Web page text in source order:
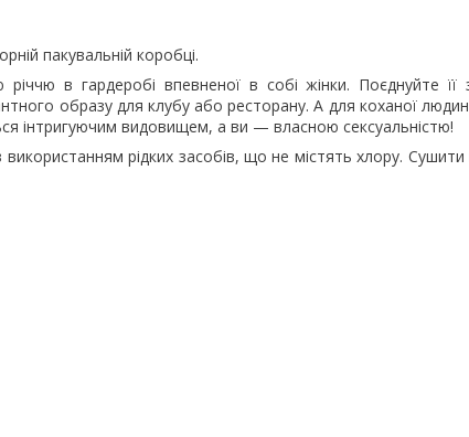
пакувальній коробці.
в гардеробі впевненої в собі жінки. Поєднуйте її
образу для клубу або ресторану. А для коханої
інтригуючим видовищем, а ви — власною сексуальністю!
рідких засобів, що не містять хлору. Сушити